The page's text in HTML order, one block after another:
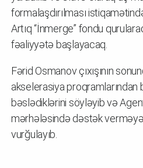
formalaşdırılması
Artıq “İnmerge” fondu
fəaliyyətə başlayacaq.
Fərid Osmanov çıxışının
akselerasiya proqramlarından
bəslədiklərini söyləyib və
mərhələsində dəstək verməyə
vurğulayıb.